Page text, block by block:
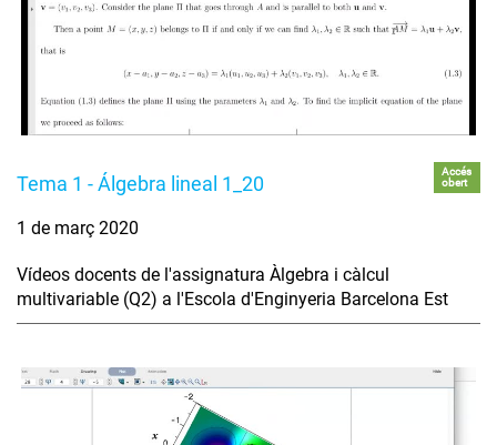
Tema 1 - Álgebra lineal 1_20
Accés
obert
1 de març 2020
Vídeos docents de l'assignatura Àlgebra i càlcul
multivariable (Q2) a l'Escola d'Enginyeria Barcelona Est